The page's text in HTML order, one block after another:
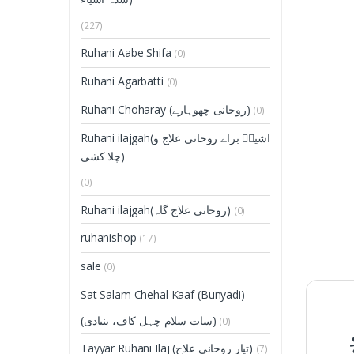
(227)
Ruhani Aabe Shifa (0)
Ruhani Agarbatti (0)
Ruhani Choharay (روحانی چھوہارے) (0)
Ruhani ilajgah(اشیاؑ براے روحانی علاج و
چلا کشی)
(0)
Ruhani ilajgah(روحانی علاج گاہ) (0)
ruhanishop (17)
sale (0)
Sat Salam Chehal Kaaf (Bunyadi)
(سات سلام چہل کاف، بنیادی) (0)
Tayyar Ruhani Ilaj (تیار روحانی علاج) (7)